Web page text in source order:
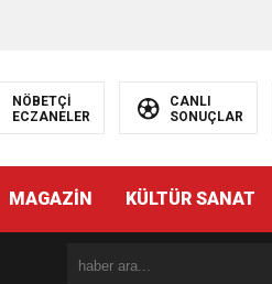
NÖBETÇİ
ECZANELER
CANLI
SONUÇLAR
MAGAZİN KÜLTÜR SANAT